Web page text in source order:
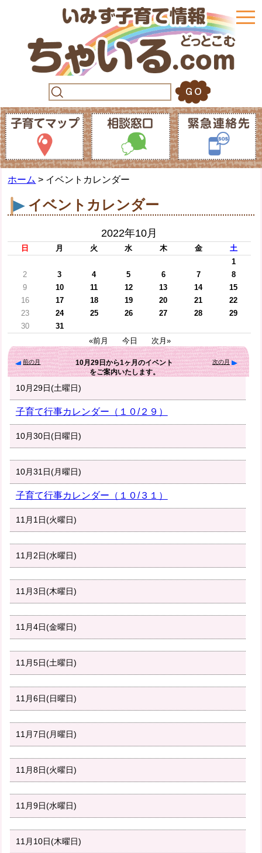
ホーム > イベントカレンダー
イベントカレンダー
2022年10月
日 月 火 水 木 金
土
1
2
3 4 5 6 7
8
9
10 11 12 13 14
15
16
17 18 19 20 21
22
23
24 25 26 27 28
29
30
31
«前月
今日 次月»
前の月 10月29日から1ヶ月のイベント
をご案内いたします。
次の月
10月29日(土曜日)
子育て行事カレンダー（１０/２９）
10月30日(日曜日)
10月31日(月曜日)
子育て行事カレンダー（１０/３１）
11月1日(火曜日)
11月2日(水曜日)
11月3日(木曜日)
11月4日(金曜日)
11月5日(土曜日)
11月6日(日曜日)
11月7日(月曜日)
11月8日(火曜日)
11月9日(水曜日)
11月10日(木曜日)